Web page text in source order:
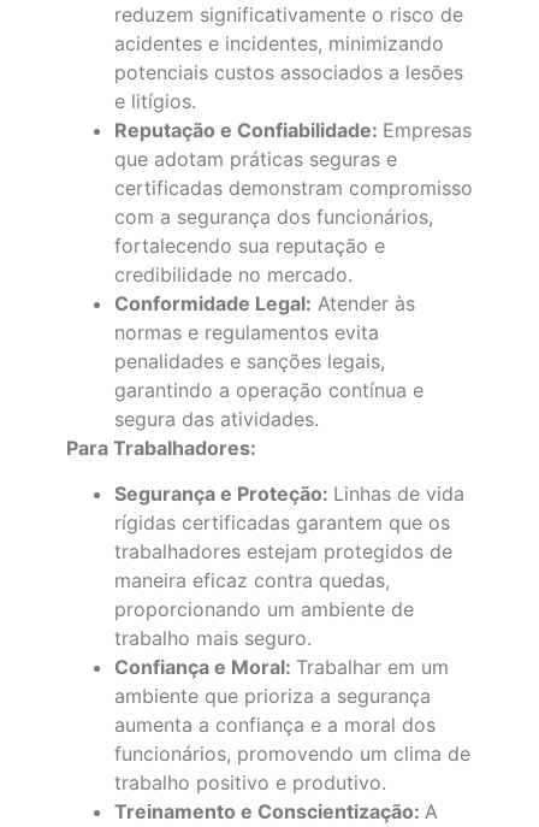
reduzem significativamente o risco de
acidentes e incidentes, minimizando
potenciais custos associados a lesões
e litígios.
Reputação e Confiabilidade: Empresas
que adotam práticas seguras e
certificadas demonstram compromisso
com a segurança dos funcionários,
fortalecendo sua reputação e
credibilidade no mercado.
Conformidade Legal: Atender às
normas e regulamentos evita
penalidades e sanções legais,
garantindo a operação contínua e
segura das atividades.
Para Trabalhadores:
Segurança e Proteção: Linhas de vida
rígidas certificadas garantem que os
trabalhadores estejam protegidos de
maneira eficaz contra quedas,
proporcionando um ambiente de
trabalho mais seguro.
Confiança e Moral: Trabalhar em um
ambiente que prioriza a segurança
aumenta a confiança e a moral dos
funcionários, promovendo um clima de
trabalho positivo e produtivo.
Treinamento e Conscientização: A